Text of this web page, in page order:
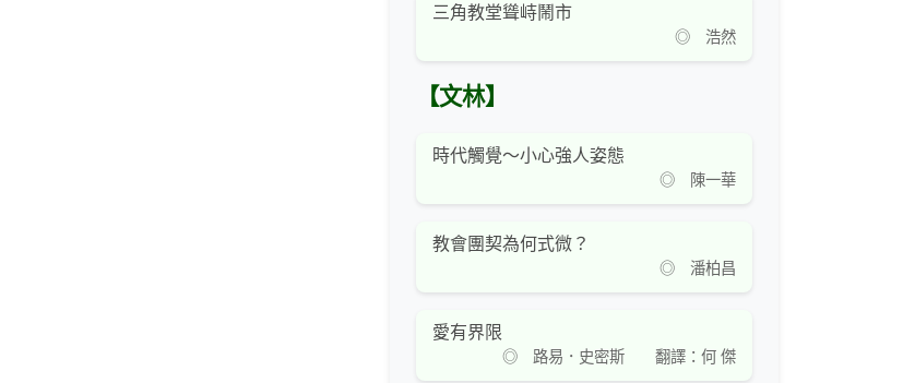
三角教堂聳峙鬧市
◎ 浩然
【文林】
時代觸覺～小心強人姿態
◎ 陳一華
教會團契為何式微？
◎ 潘柏昌
愛有界限
◎ 路易．史密斯 翻譯：何 傑